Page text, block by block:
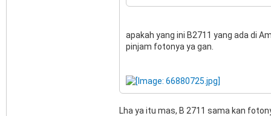
apakah yang ini B2711 yang ada di
pinjam fotonya ya gan.
Lha ya itu mas, B 2711 sama kan